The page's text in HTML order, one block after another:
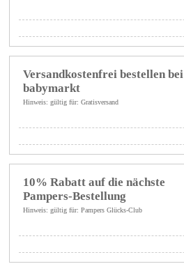
Versandkostenfrei bestellen bei
babymarkt
Hinweis: gültig für: Gratisversand
10% Rabatt auf die nächste
Pampers-Bestellung
Hinweis: gültig für: Pampers Glücks-Club